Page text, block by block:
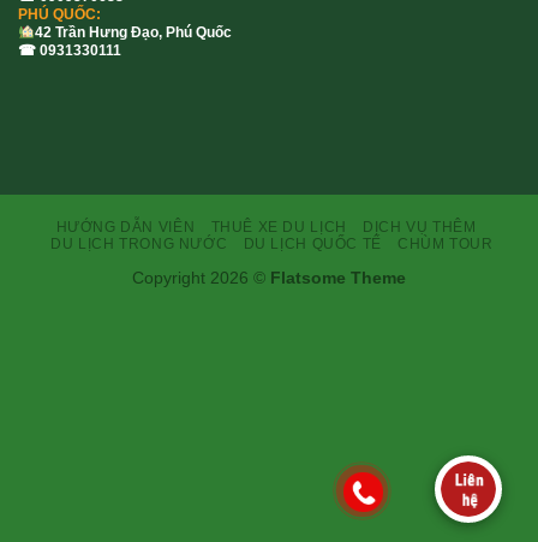
PHÚ QUỐC:
42 Trần Hưng Đạo, Phú Quốc
☎ 0931330111
HƯỚNG DẪN VIÊN THUÊ XE DU LỊCH
DỊCH VỤ THÊM
DU LỊCH TRONG NƯỚC
DU LỊCH QUỐC TẾ CHÙM TOUR
Copyright 2026 © Flatsome Theme